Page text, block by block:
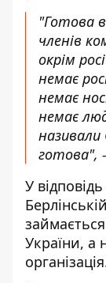
"Готова
членів
окрім
немає
немає
немає
готова",
У
України, а